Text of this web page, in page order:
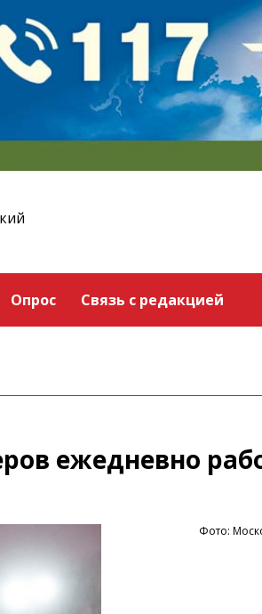
Опрос Связь с редакцией
ежедневно
Фото: